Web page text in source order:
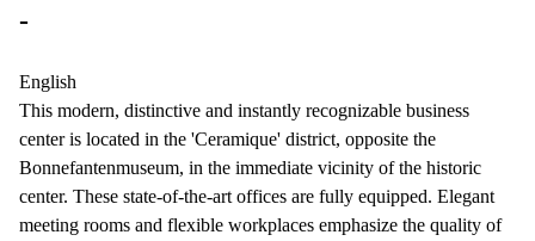
Coworking
Haarlem
Kantoor
Huren
in
Hengelo
-
English
This modern, distinctive and instantly recognizable business
center is located in the 'Ceramique' district, opposite the
Bonnefantenmuseum, in the immediate vicinity of the historic
center. These state-of-the-art offices are fully equipped. Elegant
meeting rooms and flexible workplaces emphasize the quality of